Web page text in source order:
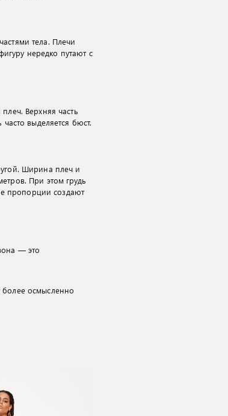
тела. Плечи
нередко путают с
Верхняя часть
выделяется бюст.
Ширина плеч и
При этом грудь
пропорции создают
— это
более осмысленно